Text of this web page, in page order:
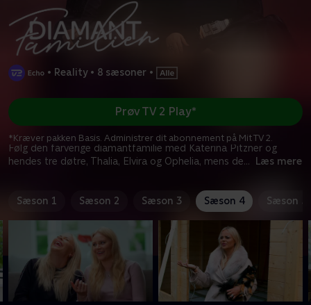
• Reality • 8 sæsoner •
Følg den farverige diamantfamilie med Katerina Pitzner og
hendes tre døtre, Thalia, Elvira og Ophelia, mens de... Læs mere
Prøv TV 2 Play*
*Kræver pakken Basis. Administrer dit abonnement på Mit TV 2.
Sæson 1 Sæson 2 Sæson 3 Sæson 4 Sæson 5